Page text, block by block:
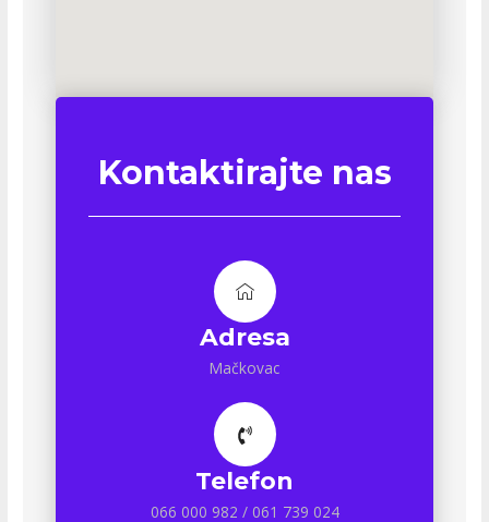
Kontaktirajte nas
Adresa
Mačkovac
Telefon
066 000 982 / 061 739 024